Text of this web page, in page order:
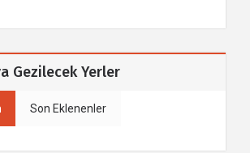
Gezilecek Yerler
Son Eklenenler